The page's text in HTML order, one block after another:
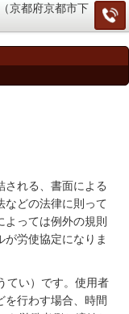
京都府京都市下
される、書面による
などの法律に則って
っては例外の規則
労使協定になりま
てい）です。使用者
を行わす場合、時間